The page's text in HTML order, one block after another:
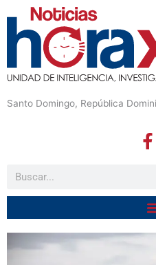
Santo Domingo, República
F
a
o
o
Buscar